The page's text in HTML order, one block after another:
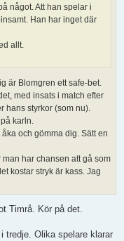
något. Att han spelar i
Han har inget där
allt.
är Blomgren ett safe-bet.
med insats i match efter
hans styrkor (som nu).
karln.
och gömma dig. Sätt en
har chansen att gå som
kostar stryk är kass. Jag
Timrå. Kör på det.
tredje. Olika spelare klarar